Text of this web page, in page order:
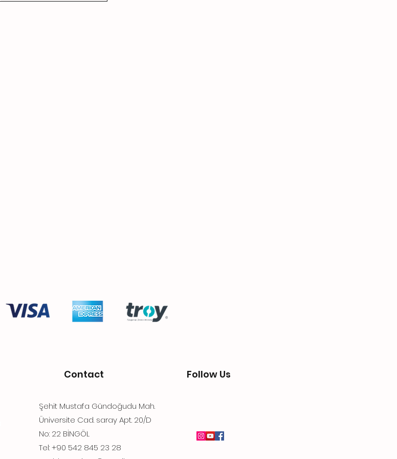
Contact
Şehit Mustafa Gündoğudu Mah.
Üniversite Cad. saray Apt. 20/D
No: 22 BİNGÖL
Tel: +90 542 845 23 28
Follow Us